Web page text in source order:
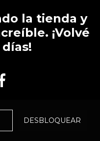
la tienda y
¡Volvé